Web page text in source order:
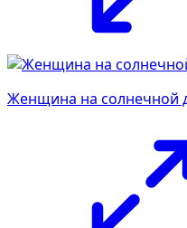
Женщина на солнечной